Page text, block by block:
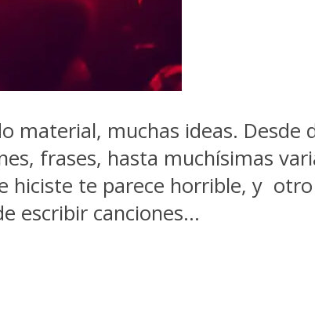
material, muchas ideas. Desde
frases, hasta muchísimas
hiciste te parece horrible, y
escribir canciones…